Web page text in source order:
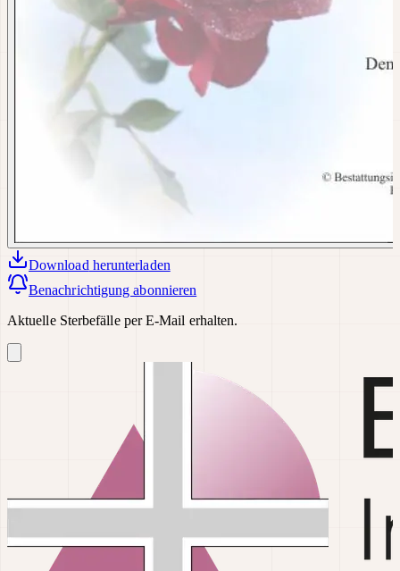
Download herunterladen
Benachrichtigung abonnieren
Aktuelle Sterbefälle per E-Mail erhalten.